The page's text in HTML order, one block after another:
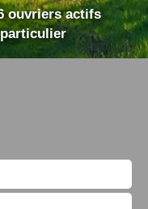
ouvriers actifs